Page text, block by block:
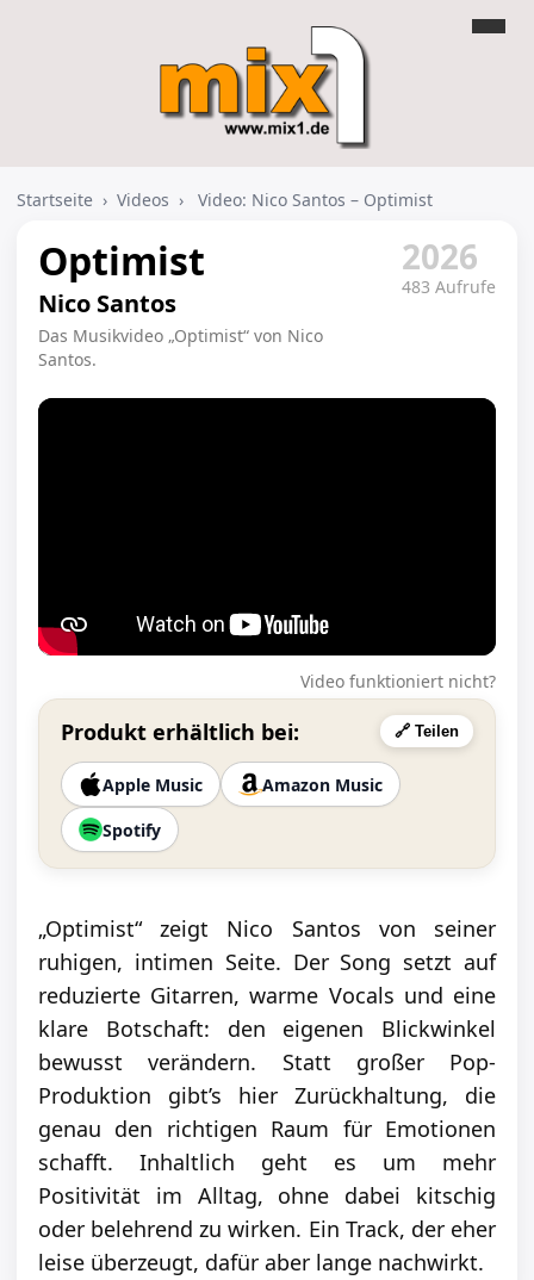
Startseite › Videos › Video: Nico Santos – Optimist
Optimist
Nico Santos
Das Musikvideo „Optimist“ von Nico
Santos.
2026
483 Aufrufe
Video funktioniert nicht?
Produkt erhältlich bei: 🔗 Teilen
Apple Music
Amazon Music
Spotify
„Optimist“ zeigt Nico Santos von seiner
ruhigen, intimen Seite. Der Song setzt auf
reduzierte Gitarren, warme Vocals und eine
klare Botschaft: den eigenen Blickwinkel
bewusst verändern. Statt großer Pop-
Produktion gibt’s hier Zurückhaltung, die
genau den richtigen Raum für Emotionen
schafft. Inhaltlich geht es um mehr
Positivität im Alltag, ohne dabei kitschig
oder belehrend zu wirken. Ein Track, der eher
leise überzeugt, dafür aber lange nachwirkt.